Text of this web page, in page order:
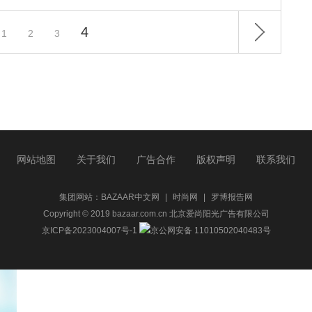
1 2 3 4
网站地图 关于我们 广告合作 版权声明 联系我们
集团网站： BAZAAR中文网 时尚网
罗博报告网
Copyright © 2019 bazaar.com.cn 北京爱尚阳光广告有限公司
京ICP备2023004007号-1
京公网安备 11010502040483号